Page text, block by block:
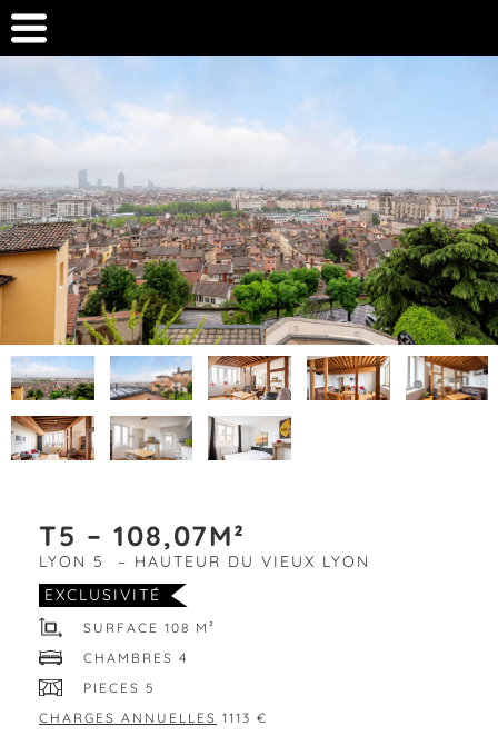
T5 – 108,07M²
LYON 5 – HAUTEUR DU VIEUX LYON
EXCLUSIVITÉ
SURFACE 108 M²
CHAMBRES 4
PIECES 5
CHARGES ANNUELLES 1113 €